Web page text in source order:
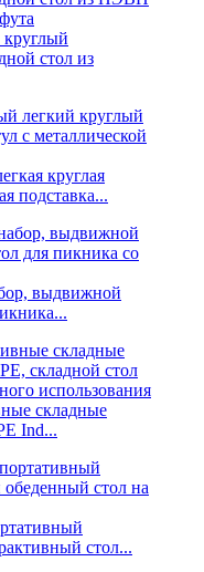
стол из
круглая
подставка...
выдвижной
складные
Ind...
стол...